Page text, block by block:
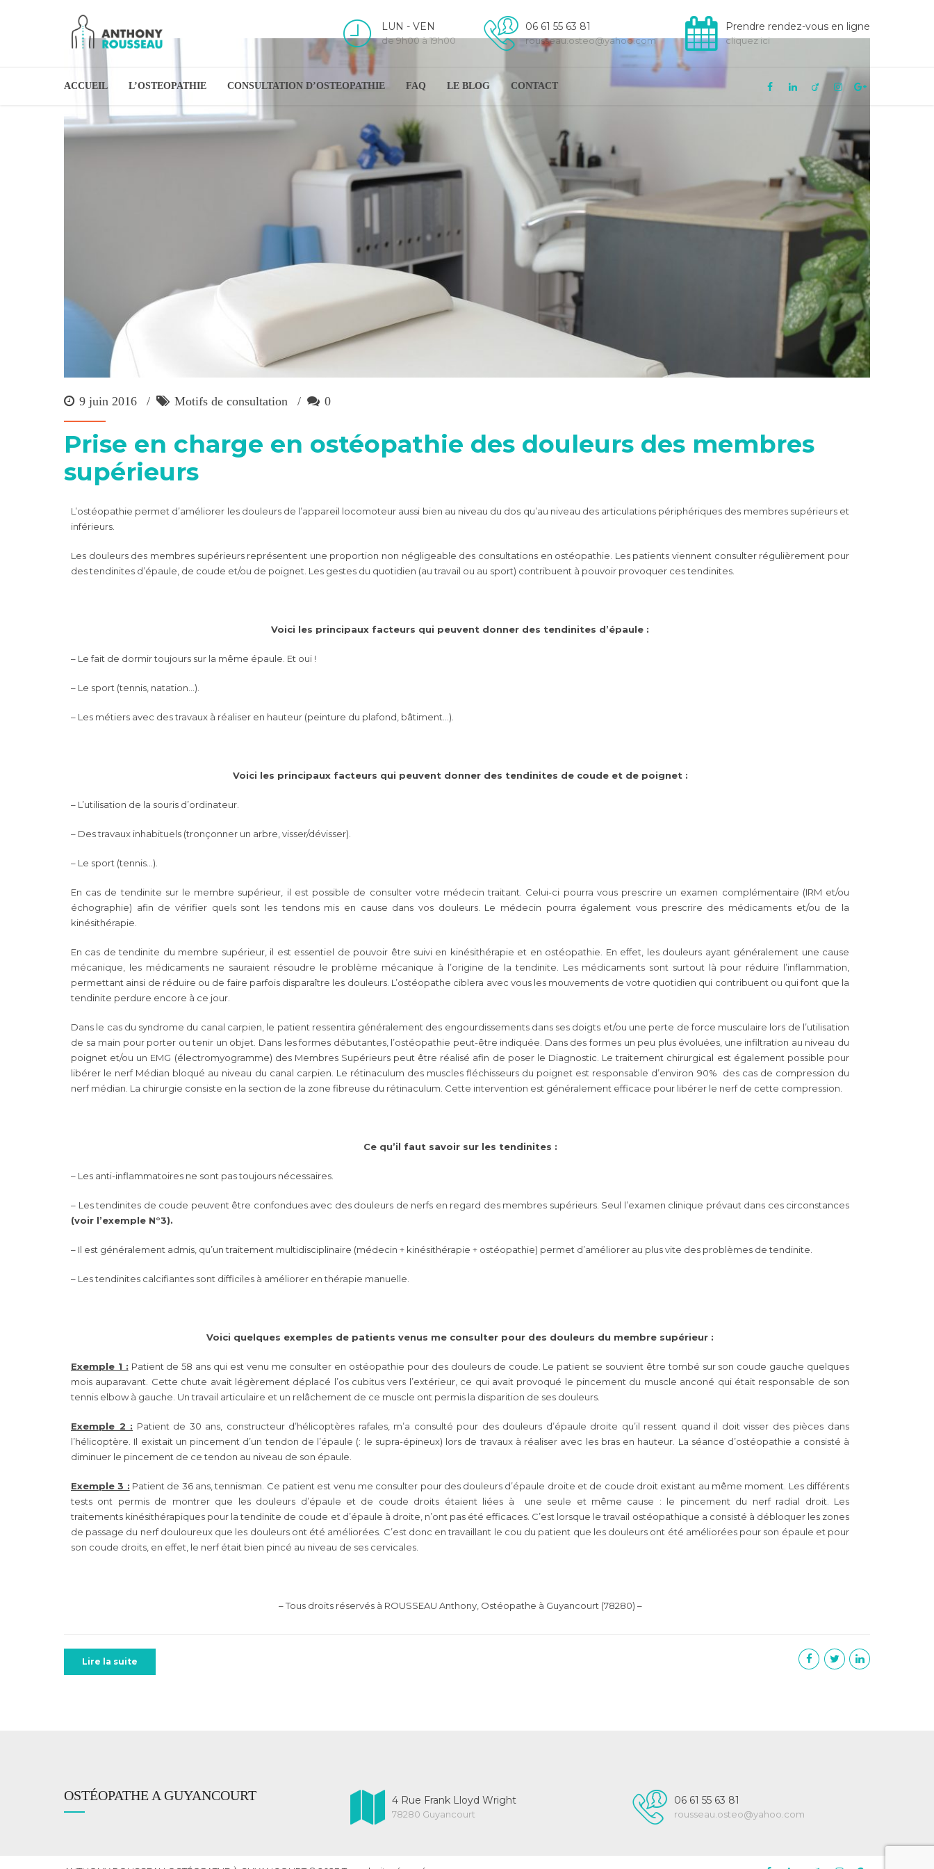
LUN - VEN
de 9h00 à 19h00
06 61 55 63 81
rousseau.osteo@yahoo.com
Prendre rendez-vous en ligne
cliquez ici
ACCUEIL L’OSTEOPATHIE CONSULTATION D’OSTEOPATHIE FAQ LE BLOG CONTACT
9 juin 2016 Motifs de consultation 0
Prise en charge en ostéopathie des douleurs des membres
supérieurs
L’ostéopathie permet d’améliorer les douleurs de l’appareil locomoteur aussi bien au niveau du dos qu’au niveau des articulations périphériques des membres supérieurs et
inférieurs.
Les douleurs des membres supérieurs représentent une proportion non négligeable des consultations en ostéopathie. Les patients viennent consulter régulièrement pour
des tendinites d’épaule, de coude et/ou de poignet. Les gestes du quotidien (au travail ou au sport) contribuent à pouvoir provoquer ces tendinites.
Voici les principaux facteurs qui peuvent donner des tendinites d’épaule :
– Le fait de dormir toujours sur la même épaule. Et oui !
– Le sport (tennis, natation…).
– Les métiers avec des travaux à réaliser en hauteur (peinture du plafond, bâtiment…).
Voici les principaux facteurs qui peuvent donner des tendinites de coudeet de poignet :
– L’utilisation de la souris d’ordinateur.
– Des travaux inhabituels (tronçonner un arbre, visser/dévisser).
– Le sport (tennis…).
En cas de tendinite sur le membre supérieur, il est possible de consulter votre médecin traitant. Celui-ci pourra vous prescrire un examen complémentaire (IRM et/ou
échographie) afin de vérifier quels sont les tendons mis en cause dans vos douleurs. Le médecin pourra également vous prescrire des médicaments et/ou de la
kinésithérapie.
En cas de tendinite du membre supérieur, il est essentiel de pouvoir être suivi en kinésithérapie et en ostéopathie. En effet, les douleurs ayant généralement une cause
mécanique, les médicaments ne sauraient résoudre le problème mécanique à l’origine de la tendinite. Les médicaments sont surtout là pour réduire l’inflammation,
permettant ainsi de réduire ou de faire parfois disparaître les douleurs. L’ostéopathe ciblera avec vous les mouvements de votre quotidien qui contribuent ou qui font que la
tendinite perdure encore à ce jour.
Dans le cas du syndrome du canal carpien , le patient ressentira généralement des engourdissements dans ses doigts et/ou une perte de force musculaire lors de l’utilisation
de sa main pour porter ou tenir un objet. Dans les formes débutantes, l’ostéopathie peut-être indiquée. Dans des formes un peu plus évoluées, une infiltration au niveau du
poignet et/ou un EMG (électromyogramme) des Membres Supérieurs peut être réalisé afin de poser le Diagnostic. Le traitement chirurgical est également possible pour
libérer le nerf Médian bloqué au niveau du canal carpien. Le rétinaculum des muscles fléchisseurs du poignet est responsable d’environ 90% des cas de compression du
nerf médian. La chirurgie consiste en la section de la zone fibreuse du rétinaculum. Cette intervention est généralement efficace pour libérer le nerf de cette compression.
Ce qu’il faut savoir sur les tendinites :
– Les anti-inflammatoires ne sont pas toujours nécessaires.
– Les tendinites de coude peuvent être confondues avec des douleurs de nerfs en regard des membres supérieurs. Seul l’examen clinique prévaut dans ces circonstances
(voir l’exemple N°3).
– Il est généralement admis, qu’un traitement multidisciplinaire (médecin + kinésithérapie + ostéopathie) permet d’améliorer au plus vite des problèmes de tendinite.
– Les tendinites calcifiantes sont difficiles à améliorer en thérapie manuelle.
Voici quelques exemples de patients venus me consulter pour des douleurs du membre supérieur :
Exemple 1 : Patient de 58 ans qui est venu me consulter en ostéopathie pour des douleurs de coude. Le patient se souvient être tombé sur son coude gauche quelques
mois auparavant. Cette chute avait légèrement déplacé l’os cubitus vers l’extérieur, ce qui avait provoqué le pincement du muscle anconé qui était responsable de son
tennis elbow à gauche. Un travail articulaire et un relâchement de ce muscle ont permis la disparition de ses douleurs.
Exemple 2 : Patient de 30 ans, constructeur d’hélicoptères rafales, m’a consulté pour des douleurs d’épaule droite qu’il ressent quand il doit visser des pièces dans
l’hélicoptère. Il existait un pincement d’un tendon de l’épaule (: le supra-épineux) lors de travaux à réaliser avec les bras en hauteur. La séance d’ostéopathie a consisté à
diminuer le pincement de ce tendon au niveau de son épaule.
Exemple 3 : Patient de 36 ans, tennisman. Ce patient est venu me consulter pour des douleurs d’épaule droite et de coude droit existant au même moment. Les différents
tests ont permis de montrer que les douleurs d’épaule et de coude droits étaient liées à une seule et même cause : le pincement du nerf radial droit. Les
traitements kinésithérapiques pour la tendinite de coude et d’épaule à droite, n’ont pas été efficaces. C’est lorsque le travail ostéopathique a consisté à débloquer les zones
de passage du nerf douloureux que les douleurs ont été améliorées. C’est donc en travaillant le cou du patient que les douleurs ont été améliorées pour son épaule et pour
son coude droits, en effet, le nerf était bien pincé au niveau de ses cervicales.
– Tous droits réservés à ROUSSEAU Anthony, Ostéopathe à Guyancourt (78280) –
Lire la suite
OSTÉOPATHE A GUYANCOURT 4 Rue Frank Lloyd Wright
78280 Guyancourt
06 61 55 63 81
rousseau.osteo@yahoo.com